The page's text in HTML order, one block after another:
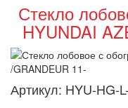
Стекло
HYUNDAI
Артикул: HYU-HG-